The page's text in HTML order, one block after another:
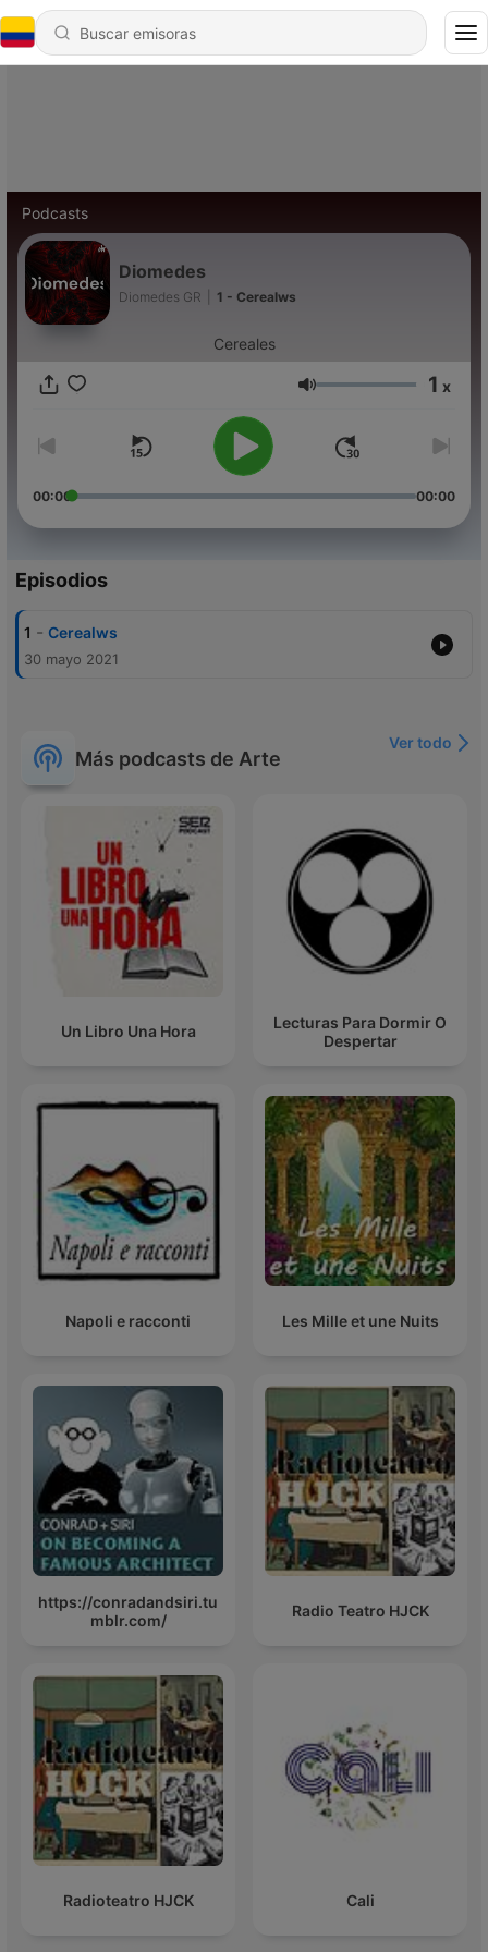
Podcasts
Diomedes
Diomedes GR 1 - Cerealws
Cereales
Volumen 1 x
00:00 00:00
Episodios
1 - Cerealws
30 mayo 2021
Más podcasts de Arte
Ver todo
Un Libro Una Hora
Lecturas Para Dormir O
Despertar
Napoli e racconti Les Mille et une Nuits
https://conradandsiri.tu
mblr.com/
Radio Teatro HJCK
Radioteatro HJCK Cali